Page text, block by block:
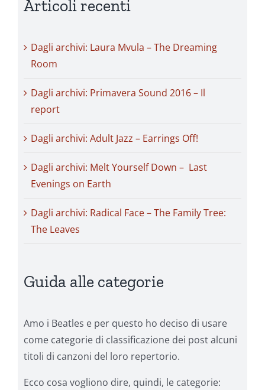
Articoli recenti
Dagli archivi: Laura Mvula – The Dreaming
Room
Dagli archivi: Primavera Sound 2016 – Il
report
Dagli archivi: Adult Jazz – Earrings Off!
Dagli archivi: Melt Yourself Down – Last
Evenings on Earth
Dagli archivi: Radical Face – The Family Tree:
The Leaves
Guida alle categorie
Amo i Beatles e per questo ho deciso di usare
come categorie di classificazione dei post alcuni
titoli di canzoni del loro repertorio.
Ecco cosa vogliono dire, quindi, le categorie: